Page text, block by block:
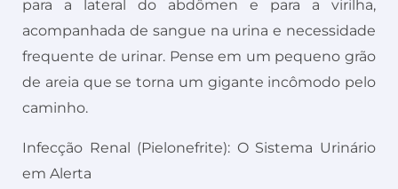
para a lateral do abdômen e para a virilha,
acompanhada de sangue na urina e necessidade
frequente de urinar. Pense em um pequeno grão
de areia que se torna um gigante incômodo pelo
caminho.
Infecção Renal (Pielonefrite): O Sistema Urinário
em Alerta